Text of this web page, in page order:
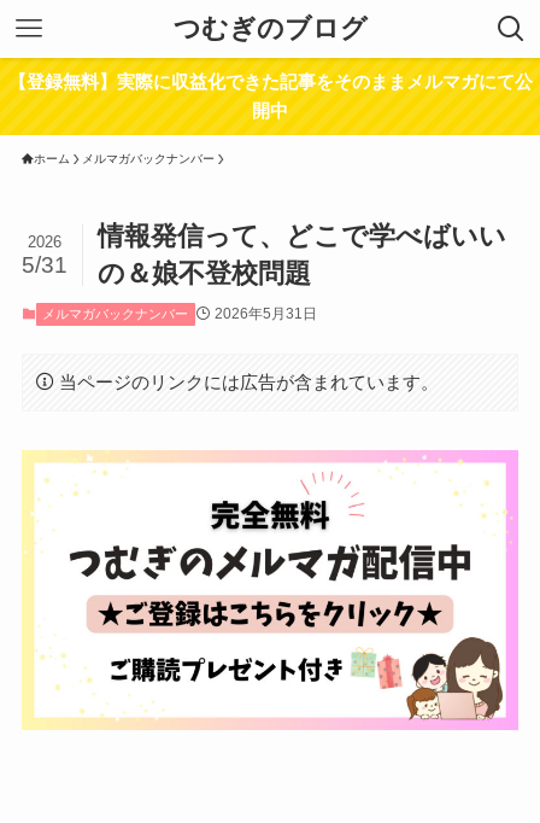
つむぎのブログ
【登録無料】実際に収益化できた記事をそのままメルマガにて公
開中
ホーム メルマガバックナンバー
情報発信って、どこで学べばいい
の＆娘不登校問題
2026
5/31
メルマガバックナンバー 2026年5月31日
当ページのリンクには広告が含まれています。